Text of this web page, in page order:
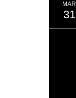
MAR
31